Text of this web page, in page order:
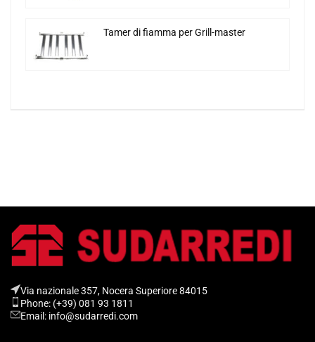
Tamer di fiamma per Grill-master
Via nazionale 357, Nocera Superiore 84015​
Phone: (+39) 081 93 1811
Email: info@sudarredi.com